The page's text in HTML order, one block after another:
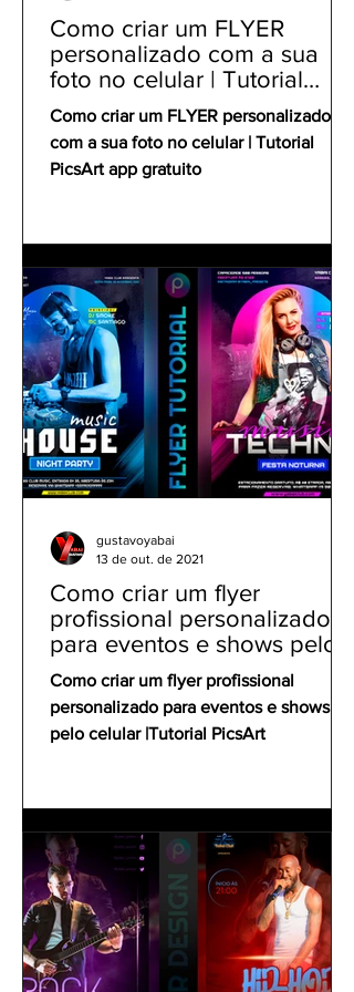
Como criar um FLYER
personalizado com a sua
foto no celular | Tutorial
PicsArt app gratuito
Como criar um FLYER personalizado
com a sua foto no celular | Tutorial
PicsArt app gratuito
Como criar um flyer
profissional personalizado
para eventos e shows pelo
celular | Tutorial PicsArt
Como criar um flyer profissional
personalizado para eventos e shows
pelo celular |Tutorial PicsArt
gustavoyabai
13 de out. de 2021